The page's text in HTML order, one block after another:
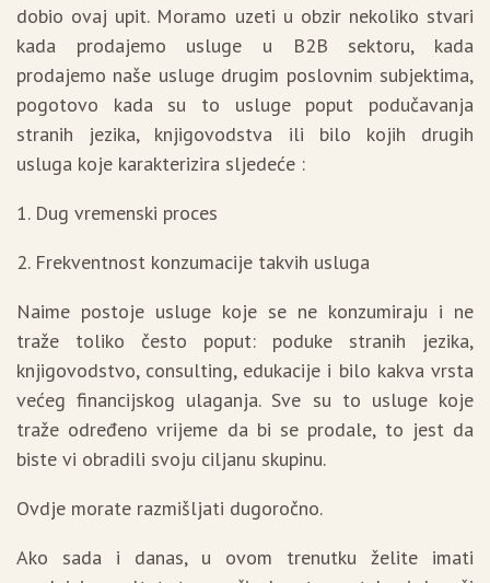
dobio ovaj upit. Moramo uzeti u obzir nekoliko stvari
kada prodajemo usluge u B2B sektoru, kada
prodajemo naše usluge drugim poslovnim subjektima,
pogotovo kada su to usluge poput podučavanja
stranih jezika, knjigovodstva ili bilo kojih drugih
usluga koje karakterizira sljedeće :
1. Dug vremenski proces
2. Frekventnost konzumacije takvih usluga
Naime postoje usluge koje se ne konzumiraju i ne
traže toliko često poput: poduke stranih jezika,
knjigovodstvo, consulting, edukacije i bilo kakva vrsta
većeg financijskog ulaganja. Sve su to usluge koje
traže određeno vrijeme da bi se prodale, to jest da
biste vi obradili svoju ciljanu skupinu.
Ovdje morate razmišljati dugoročno.
Ako sada i danas, u ovom trenutku želite imati